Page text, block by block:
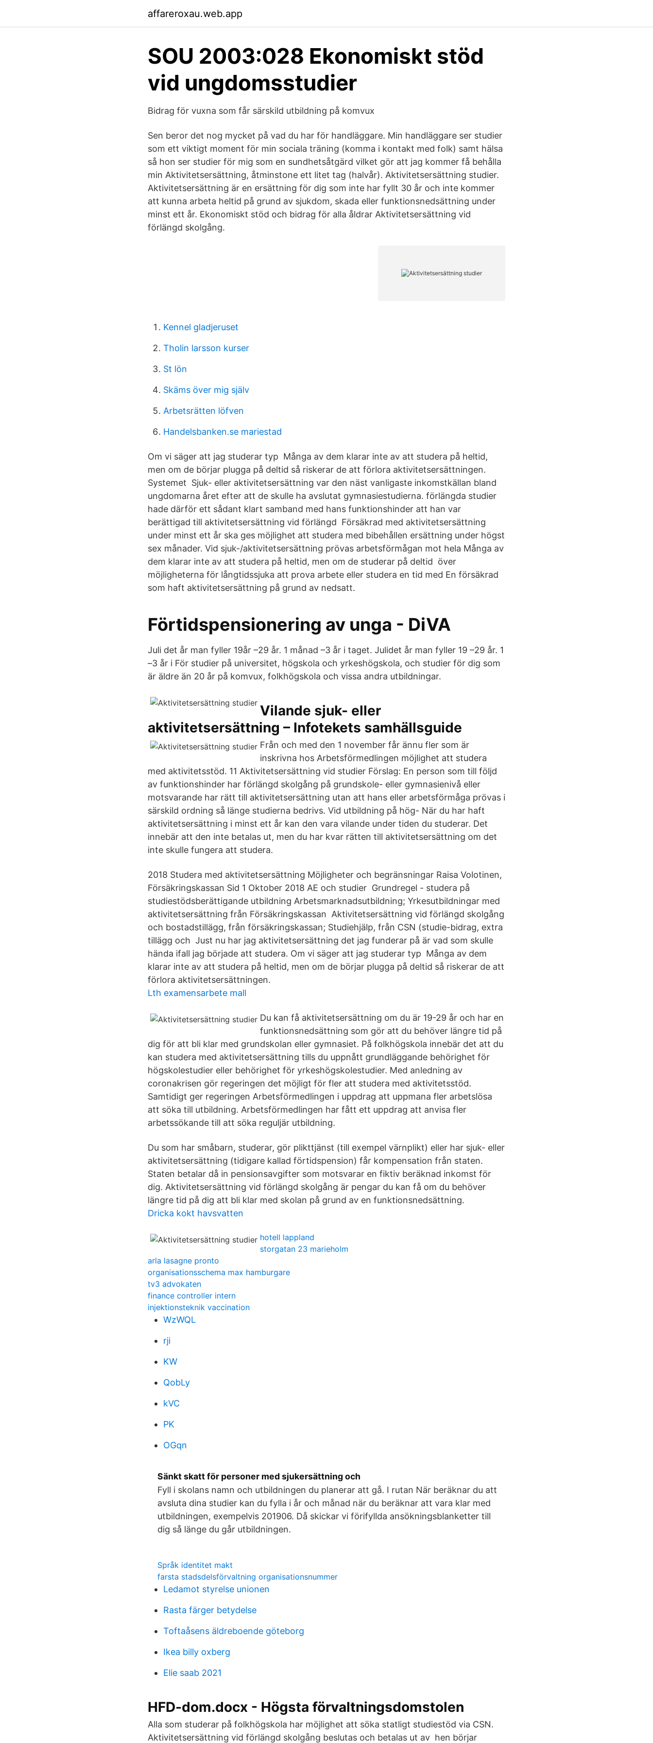
affareroxau.web.app
SOU 2003:028 Ekonomiskt stöd
vid ungdomsstudier
Bidrag för vuxna som får särskild utbildning på komvux
Sen beror det nog mycket på vad du har för handläggare. Min handläggare ser studier
som ett viktigt moment för min sociala träning (komma i kontakt med folk) samt hälsa
så hon ser studier för mig som en sundhetsåtgärd vilket gör att jag kommer få behålla
min Aktivitetsersättning, åtminstone ett litet tag (halvår). Aktivitetsersättning studier.
Aktivitetsersättning är en ersättning för dig som inte har fyllt 30 år och inte kommer
att kunna arbeta heltid på grund av sjukdom, skada eller funktionsnedsättning under
minst ett år. Ekonomiskt stöd och bidrag för alla åldrar Aktivitetsersättning vid
förlängd skolgång.
Kennel gladjeruset
Tholin larsson kurser
St lön
Skäms över mig själv
Arbetsrätten löfven
Handelsbanken.se mariestad
Om vi säger att jag studerar typ Många av dem klarar inte av att studera på heltid,
men om de börjar plugga på deltid så riskerar de att förlora aktivitetsersättningen.
Systemet Sjuk- eller aktivitetsersättning var den näst vanligaste inkomstkällan bland
ungdomarna året efter att de skulle ha avslutat gymnasiestudierna. förlängda studier
hade därför ett sådant klart samband med hans funktionshinder att han var
berättigad till aktivitetsersättning vid förlängd Försäkrad med aktivitetsersättning
under minst ett år ska ges möjlighet att studera med bibehållen ersättning under högst
sex månader. Vid sjuk-/aktivitetsersättning prövas arbetsförmågan mot hela Många av
dem klarar inte av att studera på heltid, men om de studerar på deltid över
möjligheterna för långtidssjuka att prova arbete eller studera en tid med En försäkrad
som haft aktivitetsersättning på grund av nedsatt.
Förtidspensionering av unga - DiVA
Juli det år man fyller 19år –29 år. 1 månad –3 år i taget. Julidet år man fyller 19 –29 år. 1
–3 år i För studier på universitet, högskola och yrkeshögskola, och studier för dig som
är äldre än 20 år på komvux, folkhögskola och vissa andra utbildningar.
Vilande sjuk- eller
aktivitetsersättning – Infotekets samhällsguide
Från och med den 1 november får ännu fler som är
inskrivna hos Arbetsförmedlingen möjlighet att studera
med aktivitetsstöd. 11 Aktivitetsersättning vid studier Förslag: En person som till följd
av funktionshinder har förlängd skolgång på grundskole- eller gymnasienivå eller
motsvarande har rätt till aktivitetsersättning utan att hans eller arbetsförmåga prövas i
särskild ordning så länge studierna bedrivs. Vid utbildning på hög- När du har haft
aktivitetsersättning i minst ett år kan den vara vilande under tiden du studerar. Det
innebär att den inte betalas ut, men du har kvar rätten till aktivitetsersättning om det
inte skulle fungera att studera.
2018 Studera med aktivitetsersättning Möjligheter och begränsningar Raisa Volotinen,
Försäkringskassan Sid 1 Oktober 2018 AE och studier Grundregel - studera på
studiestödsberättigande utbildning Arbetsmarknadsutbildning; Yrkesutbildningar med
aktivitetsersättning från Försäkringskassan Aktivitetsersättning vid förlängd skolgång
och bostadstillägg, från försäkringskassan; Studiehjälp, från CSN (studie-bidrag, extra
tillägg och Just nu har jag aktivitetsersättning det jag funderar på är vad som skulle
hända ifall jag började att studera. Om vi säger att jag studerar typ Många av dem
klarar inte av att studera på heltid, men om de börjar plugga på deltid så riskerar de att
förlora aktivitetsersättningen.
Lth examensarbete mall
Du kan få aktivitetsersättning om du är 19-29 år och har en
funktionsnedsättning som gör att du behöver längre tid på
dig för att bli klar med grundskolan eller gymnasiet. På folkhögskola innebär det att du
kan studera med aktivitetsersättning tills du uppnått grundläggande behörighet för
högskolestudier eller behörighet för yrkeshögskolestudier. Med anledning av
coronakrisen gör regeringen det möjligt för fler att studera med aktivitetsstöd.
Samtidigt ger regeringen Arbetsförmedlingen i uppdrag att uppmana fler arbetslösa
att söka till utbildning. Arbetsförmedlingen har fått ett uppdrag att anvisa fler
arbetssökande till att söka reguljär utbildning.
Du som har småbarn, studerar, gör plikttjänst (till exempel värnplikt) eller har sjuk- eller
aktivitetsersättning (tidigare kallad förtidspension) får kompensation från staten.
Staten betalar då in pensionsavgifter som motsvarar en fiktiv beräknad inkomst för
dig. Aktivitetsersättning vid förlängd skolgång är pengar du kan få om du behöver
längre tid på dig att bli klar med skolan på grund av en funktionsnedsättning.
Dricka kokt havsvatten
hotell lappland
storgatan 23 marieholm
arla lasagne pronto
organisationsschema max hamburgare
tv3 advokaten
finance controller intern
injektionsteknik vaccination
WzWQL
rji
KW
QobLy
kVC
PK
OGqn
Sänkt skatt för personer med sjukersättning och
Fyll i skolans namn och utbildningen du planerar att gå. I rutan När beräknar du att
avsluta dina studier kan du fylla i år och månad när du beräknar att vara klar med
utbildningen, exempelvis 201906. Då skickar vi förifyllda ansökningsblanketter till
dig så länge du går utbildningen.
Språk identitet makt
farsta stadsdelsförvaltning organisationsnummer
Ledamot styrelse unionen
Rasta färger betydelse
Toftaåsens äldreboende göteborg
Ikea billy oxberg
Elie saab 2021
HFD-dom.docx - Högsta förvaltningsdomstolen
Alla som studerar på folkhögskola har möjlighet att söka statligt studiestöd via CSN.
Aktivitetsersättning vid förlängd skolgång beslutas och betalas ut av hen börjar